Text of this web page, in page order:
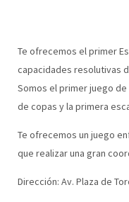
Te ofrecemos el primer
capacidades resolutivas
Somos el primer juego
de copas y la primera
Te ofrecemos un juego
que realizar una gran
Dirección: Av. Plaza de